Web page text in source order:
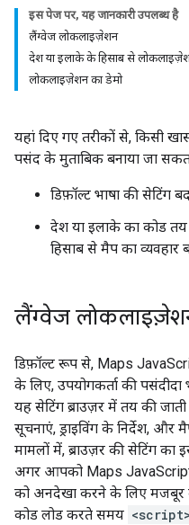
इस पेज पर, यह जानकारी उपलब्ध है
लैंग्वेज लोकलाइज़ेशन
देश या इलाके के हिसाब से
लोकलाइज़ेशन का डेमो
यहां दिए गए तरीकों से, किसी
पसंद के मुताबिक बनाया जा
डिफ़ॉल्ट भाषा की सेटिंग
देश या इलाके का कोड
हिसाब से मैप का व्यवहार
लैंग्वेज
डिफ़ॉल्ट रूप से, Maps
के लिए, उपयोगकर्ता की पसंदीदा
यह सेटिंग ब्राउज़र में तय की
सूचनाएं, ड्राइविंग के निर्देश, और
मामलों में, ब्राउज़र की सेटिंग का
अगर आपको Maps JavaScript
को अनदेखा करने के लिए मजबूर
कोड लोड करते समय